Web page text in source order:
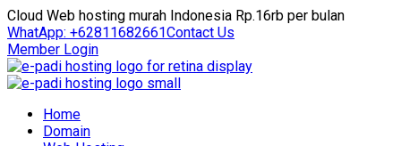
Cloud Web hosting murah Indonesia Rp.16rb per bulan
WhatApp: +62811682661Contact Us
Member Login
Home
Domain